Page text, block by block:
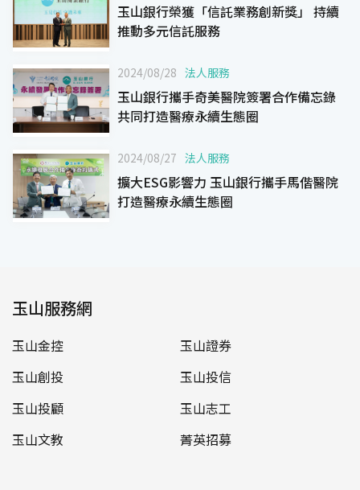
玉山銀行榮獲「信託業務創新獎」 持續
推動多元信託服務
2024/08/28 法人服務
玉山銀行攜手奇美醫院簽署合作備忘錄
共同打造醫療永續生態圈
2024/08/27 法人服務
擴大ESG影響力 玉山銀行攜手馬偕醫院
打造醫療永續生態圈
玉山服務網
玉山金控
玉山證券
玉山創投
玉山投信
玉山投顧
玉山志工
玉山文教
菁英招募